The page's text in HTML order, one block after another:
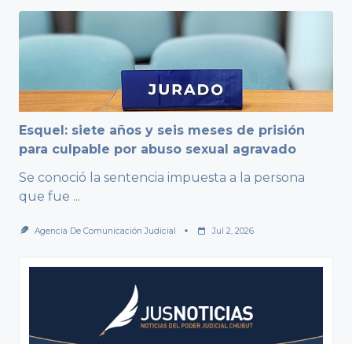
Esquel: siete años y seis meses de prisión
para culpable por abuso sexual agravado
Se conoció la sentencia impuesta a la persona
que fue ...
Agencia De Comunicación Judicial Jul 2, 2026